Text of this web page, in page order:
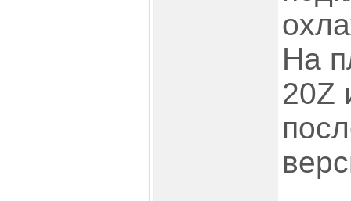
На
20Z